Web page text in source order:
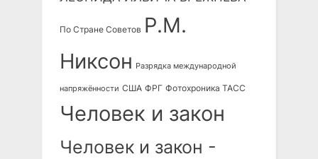
По Стране Советов Р.М.
Никсон
Разрядка международной
напряжённости США ФРГ Фотохроника ТАСС
Человек и закон
Человек и закон -